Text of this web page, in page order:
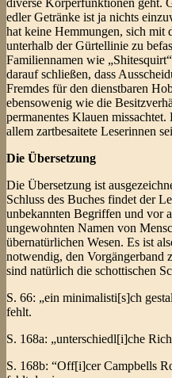
diverse Körperfunktionen geht.
edler Getränke ist ja nichts
hat keine Hemmungen, sich mit
unterhalb der Gürtellinie zu
Familiennamen wie
darauf schließen, dass
Fremdes für den dienstbaren
ebensowenig wie die
permanentes Klauen
allem zartbesaitete Leserinnen
Die Übersetzung
Die Übersetzung ist
Schluss des Buches findet der
unbekannten Begriffen und vor
ungewohnten Namen von
übernatürlichen Wesen. Es ist
notwendig, den Vorgängerband
sind natürlich die schottischen
S. 66: „ein minimalisti[s]ch
fehlt.
S. 168a: „unterschiedl[i]che
S. 168b: “Off[i]cer Campbells